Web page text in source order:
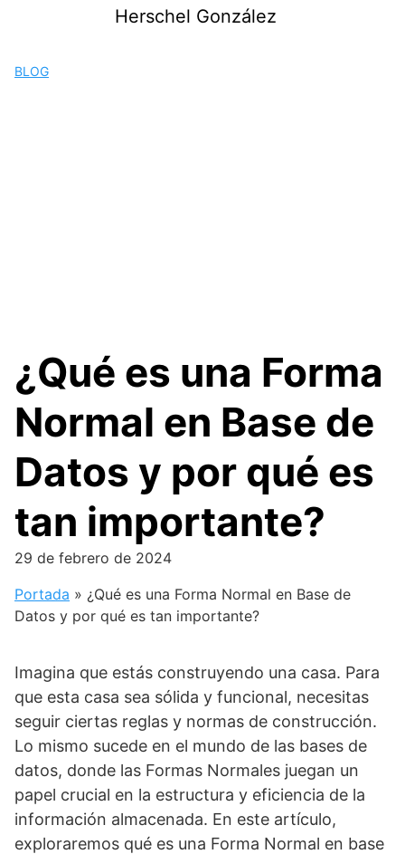
Herschel González
BLOG
¿Qué es una Forma
Normal en Base de
Datos y por qué es
tan importante?
29 de febrero de 2024
Portada » ¿Qué es una Forma Normal en Base de
Datos y por qué es tan importante?
Imagina que estás construyendo una casa. Para
que esta casa sea sólida y funcional, necesitas
seguir ciertas reglas y normas de construcción.
Lo mismo sucede en el mundo de las bases de
datos, donde las Formas Normales juegan un
papel crucial en la estructura y eficiencia de la
información almacenada. En este artículo,
exploraremos qué es una Forma Normal en base